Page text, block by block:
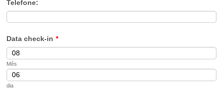
Telefone:
Data check-in *
Mês
dia